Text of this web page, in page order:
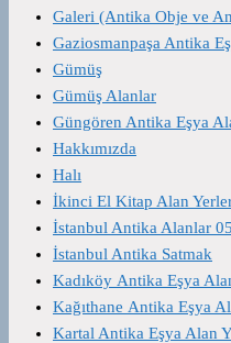
Galeri (Antika Obje ve
Gaziosmanpaşa Antika
Gümüş
Gümüş Alanlar
Güngören Antika Eşya
Hakkımızda
Halı
İkinci El Kitap Alan
İstanbul Antika Alanlar
İstanbul Antika Satmak
Kadıköy Antika Eşya
Kağıthane Antika Eşya
Kartal Antika Eşya Alan